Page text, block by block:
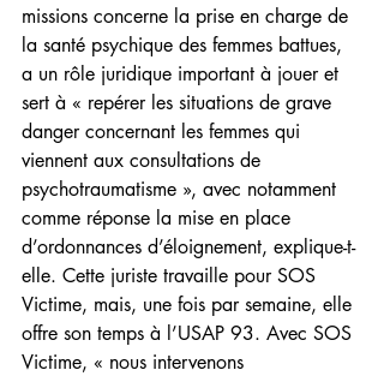
missions concerne la prise en charge de
la santé psychique des femmes battues,
a un rôle juridique important à jouer et
sert à « repérer les situations de grave
danger concernant les femmes qui
viennent aux consultations de
psychotraumatisme », avec notamment
comme réponse la mise en place
d’ordonnances d’éloignement, explique-t-
elle. Cette juriste travaille pour SOS
Victime, mais, une fois par semaine, elle
offre son temps à l’USAP 93. Avec SOS
Victime, « nous intervenons